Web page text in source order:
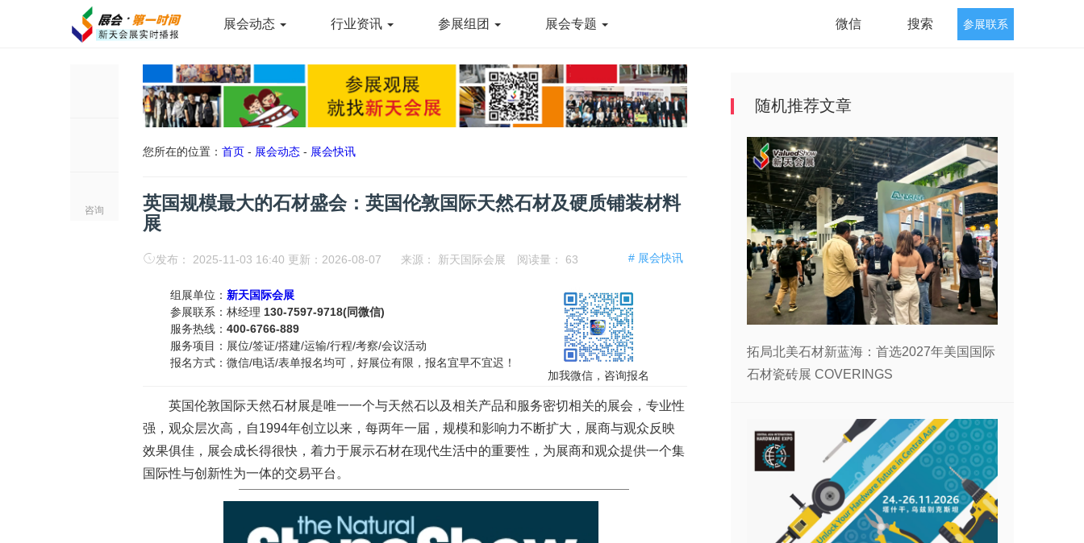
展会动态 行业资讯 参展组团 展会专题 微信 搜索 参展联系
咨询
您所在的位置： 首页 - 展会动态 - 展会快讯
英国规模最大的石材盛会：英国伦敦国际天然石材及硬质铺装材料
展
# 展会快讯
发布： 2025-11-03 16:40 更新：2026-08-07 来源： 新天国际会展 阅读量： 63
组展单位： 新天国际会展
参展联系：林经理 130-7597-9718(同微信)
服务热线： 400-6766-889
服务项目：展位/签证/搭建/运输/行程/考察/会议活动
报名方式：微信/电话/表单报名均可，好展位有限，报名宜早不宜迟！
加我微信，咨询报名
英国伦敦国际天然石材展是唯一一个与天然石以及相关产品和服务密切相关的展会，专业性
强，观众层次高，自1994年创立以来，每两年一届，规模和影响力不断扩大，展商与观众反映
效果俱佳，展会成长得很快，着力于展示石材在现代生活中的重要性，为展商和观众提供一个集
国际性与创新性为一体的交易平台。
随机推荐文章
拓局北美石材新蓝海：首选2027年美国国际
石材瓷砖展 COVERINGS